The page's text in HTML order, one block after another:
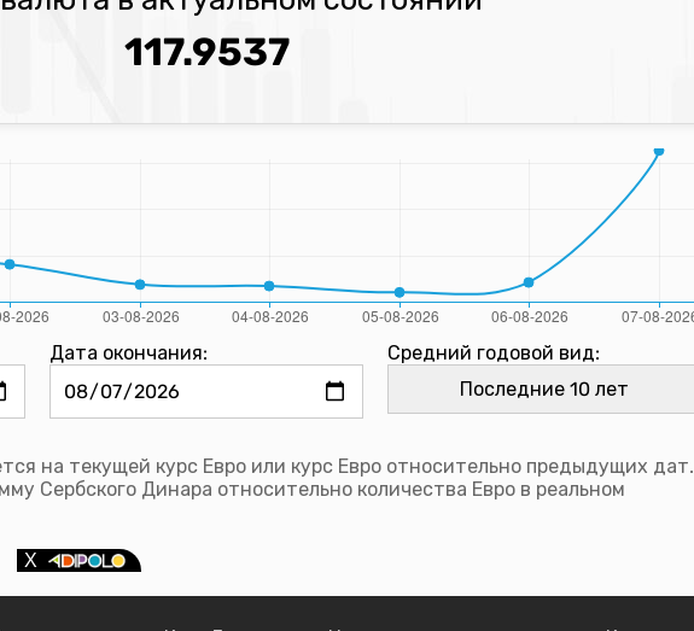
117.9537
Дата окончания: Средний годовой вид:
на текущей курс Евро или курс Евро относительно предыдущих дат.
Сербского Динара относительно количества Евро в реальном